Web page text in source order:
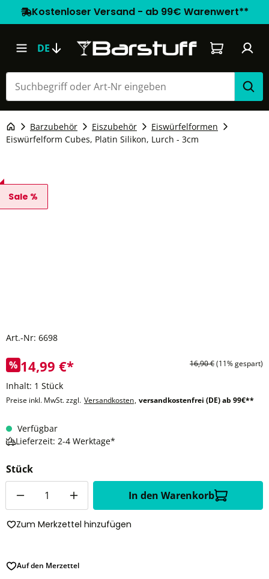
Kostenloser Versand - ab 99€ Warenwert**
DE Warenkorb
Barzubehör Eiszubehör
Eiswürfelformen
Eiswürfelform Cubes, Platin Silikon, Lurch - 3cm
Sale %
Art.-Nr: 6698
% 14,99 €* 16,90 €(11% gespart)
Inhalt: 1 Stück
Preise inkl. MwSt. zzgl. Versandkosten, versandkostenfrei (DE) ab 99€**
Verfügbar
Lieferzeit: 2-4 Werktage*
Stück
In den Warenkorb
Zum Merkzettel hinzufügen
Auf den Merzettel